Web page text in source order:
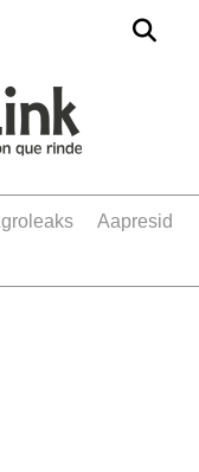
Agroleaks
aapresid